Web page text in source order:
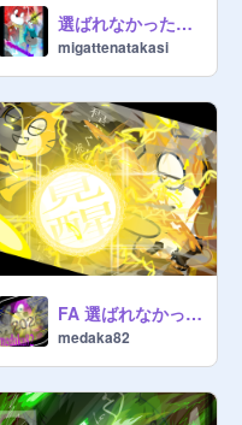
選ばれなかった僕達へ #2 才覚解放 FA
migattenatakasi
FA 選ばれなかった僕達へ＃3
medaka82